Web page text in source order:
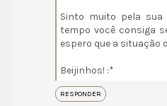
Sinto muito pela
tempo você consiga
espero que a situação
Beijinhos! :*
RESPONDER